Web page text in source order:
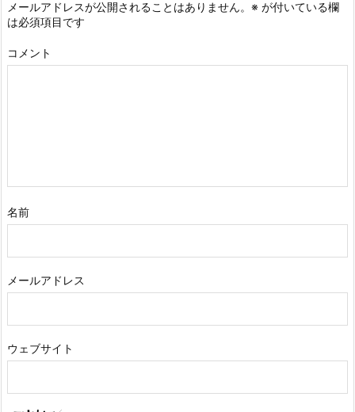
メールアドレスが公開されることはありません。 ※ が付いている欄
は必須項目です
コメント
名前
メールアドレス
ウェブサイト